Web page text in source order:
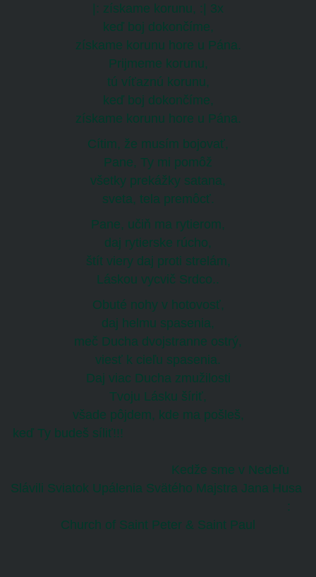
|: získame korunu, :| 3x
keď boj dokončíme,
získame korunu hore u Pána.
Prijmeme korunu,
tú víťaznú korunu,
keď boj dokončíme,
získame korunu hore u Pána.
Cítim, že musím bojovať,
Pane, Ty mi pomôž
všetky prekážky satana,
sveta, tela premôcť.
Pane, učiň ma rytierom,
daj rytierske rúcho,
štít viery daj proti strelám,
Láskou vycvič Srdco..
Obuté nohy v hotovosť,
daj helmu spasenia,
meč Ducha dvojstranne ostrý,
viesť k cieľu spasenia.
Daj viac Ducha zmužilosti
Tvoju Lásku šíriť,
všade pôjdem, kde ma pošleš,
keď Ty budeš síliť!!!
Kedže sme v Nedeľu
Slávili Sviatok Upálenia Svätého Majstra Jana Husa
:
Church of Saint Peter & Saint Paul